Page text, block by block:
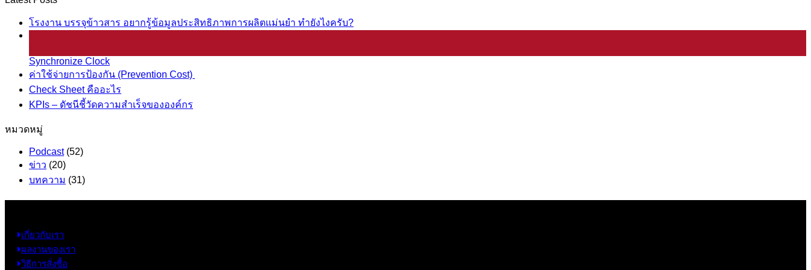
โรงงาน บรรจุข้าวสาร อยากรู้ข้อมูลประสิทธิภาพการผลิตแม่นยำ ทำยังไงครับ?
Synchronize Clock
ค่าใช้จ่ายการป้องกัน (Prevention Cost)
Check Sheet คืออะไร
KPIs – ดัชนีชี้วัดความสำเร็จขององค์กร
หมวดหมู่
Podcast(52)
ข่าว (20)
บทความ (31)
เกี่ยวกับเรา
ผลงานของเรา
วิธีการสั่งซื้อ